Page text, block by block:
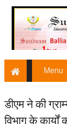
डीएम ने की
विभाग के कार्यों